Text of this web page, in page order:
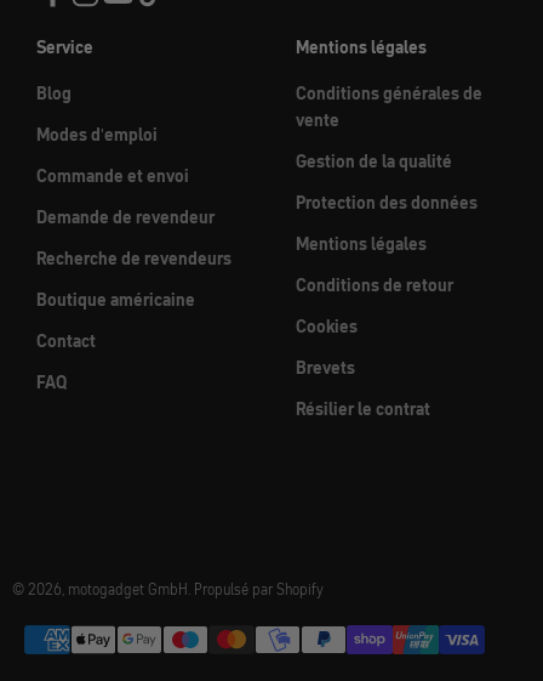
Service
Blog
Modes d'emploi
Commande et envoi
Demande de revendeur
Recherche de revendeurs
Boutique américaine
Contact
FAQ
Mentions légales
Conditions générales de
vente
Gestion de la qualité
Protection des données
Mentions légales
Conditions de retour
Cookies
Brevets
Résilier le contrat
© 2026, motogadget GmbH. Propulsé par Shopify